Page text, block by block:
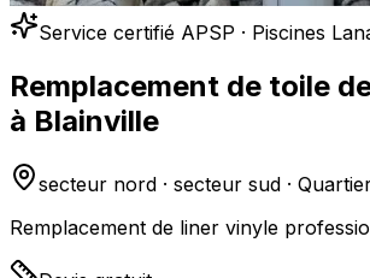
Service certifié APSP · Piscines
Remplacement de toile
à Blainville
secteur nord · secteur sud ·
Remplacement de liner vinyle